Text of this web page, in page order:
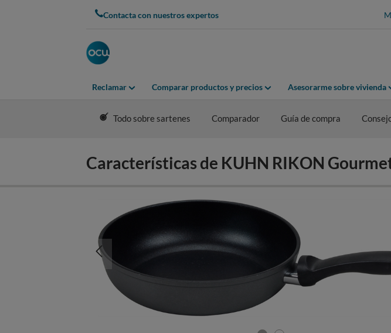
Contacta con nuestros expertos
Reclamar Comparar productos y precios Asesorarme sobre vivienda
Todo sobre sartenes Comparador Guía de compra
Características de KUHN RIKON